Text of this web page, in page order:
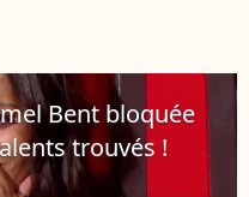
Bent bloquée
trouvés !